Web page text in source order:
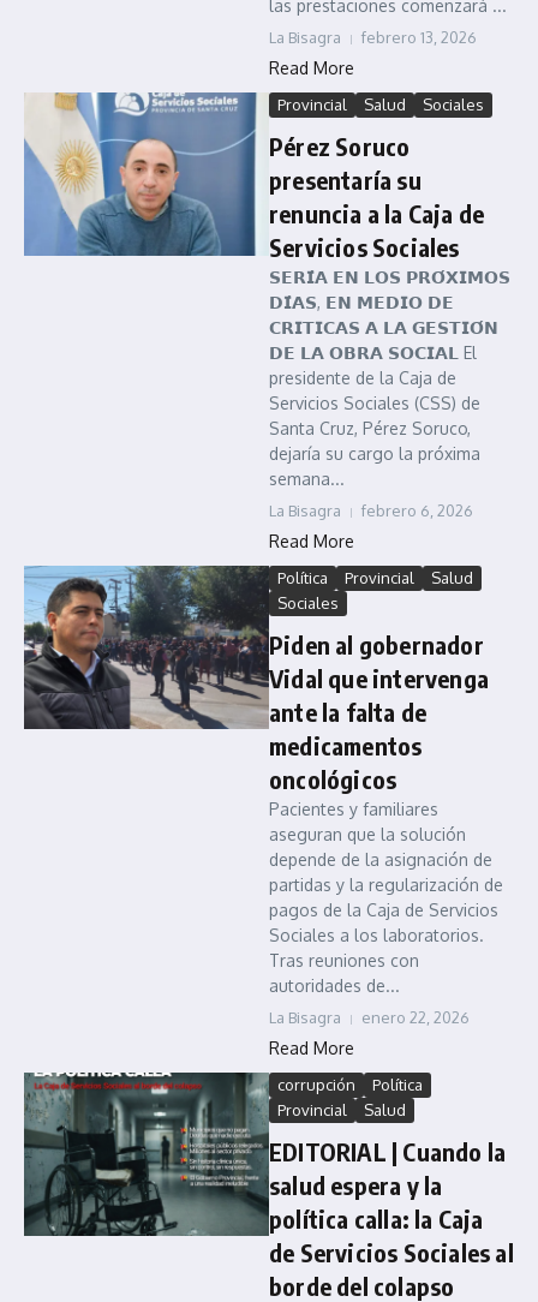
las prestaciones comenzará ...
La Bisagra febrero 13, 2026
Read More
Provincial Salud Sociales
Pérez Soruco
presentaría su
renuncia a la Caja de
Servicios Sociales
𝗦𝗘𝗥𝗜́𝗔 𝗘𝗡 𝗟𝗢𝗦 𝗣𝗥𝗢́𝗫𝗜𝗠𝗢𝗦
𝗗𝗜́𝗔𝗦, 𝗘𝗡 𝗠𝗘𝗗𝗜𝗢 𝗗𝗘
𝗖𝗥𝗜𝗧𝗜𝗖𝗔𝗦 𝗔 𝗟𝗔 𝗚𝗘𝗦𝗧𝗜𝗢́𝗡
𝗗𝗘 𝗟𝗔 𝗢𝗕𝗥𝗔 𝗦𝗢𝗖𝗜𝗔𝗟 El
presidente de la Caja de
Servicios Sociales (CSS) de
Santa Cruz, Pérez Soruco,
dejaría su cargo la próxima
semana...
La Bisagra febrero 6, 2026
Read More
Política Provincial
Salud
Sociales
Piden al gobernador
Vidal que intervenga
ante la falta de
medicamentos
oncológicos
Pacientes y familiares
aseguran que la solución
depende de la asignación de
partidas y la regularización de
pagos de la Caja de Servicios
Sociales a los laboratorios.
Tras reuniones con
autoridades de...
La Bisagra enero 22, 2026
Read More
corrupción
Política
Provincial
Salud
EDITORIAL | Cuando la
salud espera y la
política calla: la Caja
de Servicios Sociales al
borde del colapso